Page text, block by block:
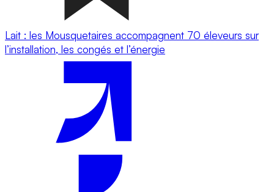
Lait : les Mousquetaires accompagnent 70 éleveurs sur
l’installation, les congés et l’énergie